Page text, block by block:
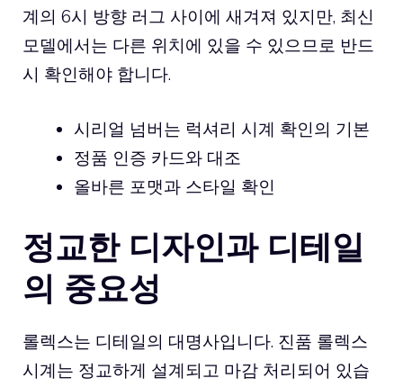
계의 6시 방향 러그 사이에 새겨져 있지만, 최신
모델에서는 다른 위치에 있을 수 있으므로 반드
시 확인해야 합니다.
시리얼 넘버는 럭셔리 시계 확인의 기본
정품 인증 카드와 대조
올바른 포맷과 스타일 확인
정교한 디자인과 디테일
의 중요성
롤렉스는 디테일의 대명사입니다. 진품 롤렉스
시계는 정교하게 설계되고 마감 처리되어 있습